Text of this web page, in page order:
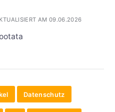
AM 09.06.2026
Datenschutz